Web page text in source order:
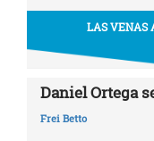
LAS VENAS
Daniel Ortega
Frei Betto